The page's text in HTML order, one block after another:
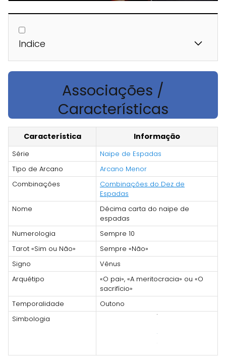
Indice
Associações /
Características
Característica Informação
Série
Naipe de Espadas
Tipo de Arcano
Arcano Menor
Combinações
Combinações do Dez de
Espadas
Nome
Décima carta do naipe de
espadas
Numerologia
Sempre 10
Tarot «Sim ou Não»
Sempre «Não»
Signo
Vênus
Arquétipo
«O pai», «A meritocracia» ou «O
sacrifício»
Temporalidade
Outono
Simbologia